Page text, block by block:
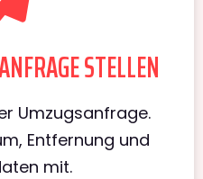
STELLEN
Umzugsanfrage.
Entfernung und
mit.